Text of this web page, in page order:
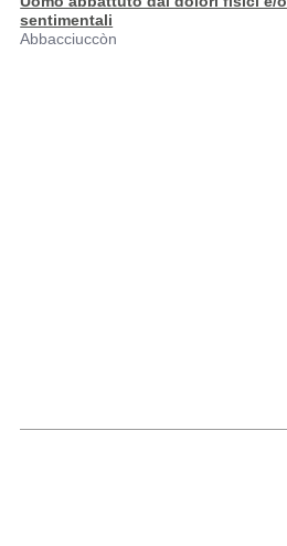
sentimentali
Abbacciuccòn